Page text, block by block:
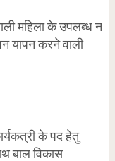
महिला के उपलब्ध न
यापन करने वाली
के पद हेतु
बाल विकास